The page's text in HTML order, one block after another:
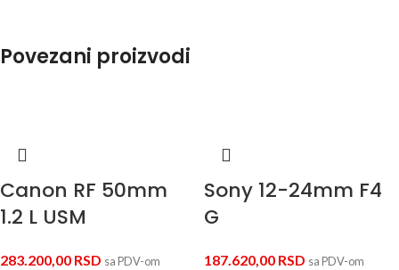
Povezani proizvodi
Canon RF 50mm
1.2 L USM
283.200,00 RSD sa PDV-om
Sony 12-24mm F4
G
187.620,00 RSD sa PDV-om